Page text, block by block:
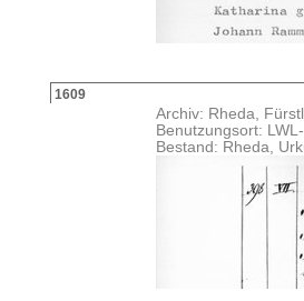
1609
Archiv: Rheda,
Benutzungsort:
Bestand: Rheda,